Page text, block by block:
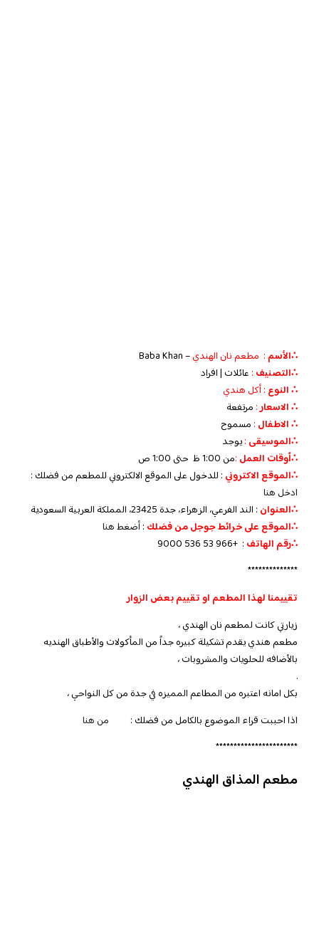
∴الأسم : مطعم نان الهندي– Baba Khan
∴التصنيف : عائلات | افراد
∴ النوع : أكل هندي
∴ الاسعار: مرتفعة
∴ الاطفال : مسموح
∴الموسيقى :يوجد
‏∴أوقات العمل :من 1:00 ظ حتى 1:00 ص
∴الموقع الاكتروني : للدخول على الموقع الالكتروني للمطعم من فضلك :
ادخل هنا
∴العنوان : الند الفرعي، الزهراء، جدة 23425، المملكة العربية السعودية
∴الموقع على خرائط جوجل من فضلك :أضغط هنا
∴رقم الهاتف : +966 53 536 9000
**************
تقييمنا لهذا المطعم او تقييم بعض الزوار
زيارتي كانت لمطعم نان الهندي ،
مطعم هندي يقدم تشكيلة كبيره جداً من المأكولات والأطباق الهنديه
بالأضافه للحلويات والمشروبات ،
.
بكل امانه اعتبره من المطاعم المميزه في جدة من كل النواحي ،
اذا احببت قراء الموضوع بالكامل من فضلك :
من هنا
***********************
مطعم المذاق الهندي